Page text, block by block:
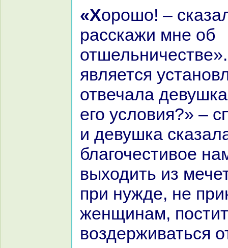
«Хорошо! – сказал факих. –
paсскажи мне об
является
отвечала
его условия?» –
и девушка
благочестивое
выходить из
при нужде, не
женщинaм,
воздерживаться